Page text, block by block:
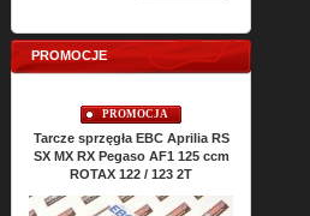
PROMOCJE
RS
125 ccm
PROMOCJA
Uszczelki cylindra TOP-END
ATHENA Aprilia RS SX MX RX
Classic 125 ccm ROTAX 122 2T